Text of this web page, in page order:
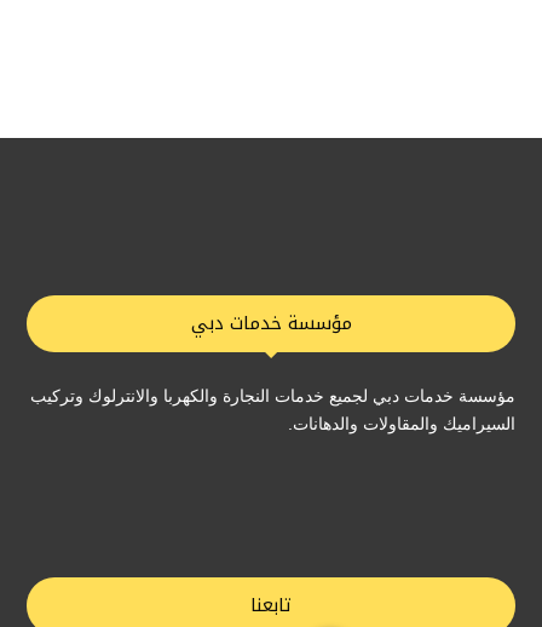
مؤسسة خدمات دبي
مؤسسة خدمات دبي لجميع خدمات النجارة والكهربا والانترلوك وتركيب
السيراميك والمقاولات والدهانات.
تابعنا